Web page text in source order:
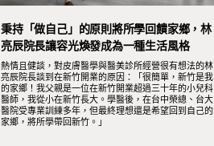
秉持「做自己」的原則將所學回饋家鄉，林
亮辰院長讓容光煥發成為一種生活風格
熱情且健談，對皮膚醫學與醫美診所經營很有想法的林
亮辰院長談到在新竹開業的原因：「很簡單，新竹是我
的家鄉！我父親是一位在新竹開業超過三十年的小兒科
醫師，我從小在新竹長大。學醫後，在台中榮總、台大
醫院受專業訓練多年，但最終理想還是希望回到自己的
家鄉，將所學帶回新竹。」